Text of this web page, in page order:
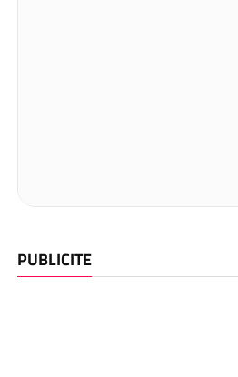
PUBLICITE